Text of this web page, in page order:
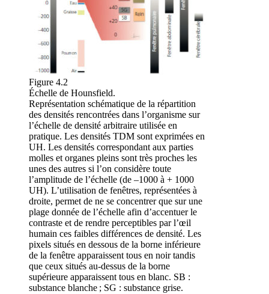
Figure 4.2
Échelle de Hounsfield.
Représentation schématique de la répartition
des densités rencontrées dans l’organisme sur
l’échelle de densité arbitraire utilisée en
pratique. Les densités TDM sont exprimées en
UH. Les densités correspondant aux parties
molles et organes pleins sont très proches les
unes des autres si l’on considère toute
l’amplitude de l’échelle (de –1000 à + 1000
UH). L’utilisation de fenêtres, représentées à
droite, permet de ne se concentrer que sur une
plage donnée de l’échelle afin d’accentuer le
contraste et de rendre perceptibles par l’œil
humain ces faibles différences de densité. Les
pixels situés en dessous de la borne inférieure
de la fenêtre apparaissent tous en noir tandis
que ceux situés au-dessus de la borne
supérieure apparaissent tous en blanc. SB :
substance blanche ; SG : substance grise.